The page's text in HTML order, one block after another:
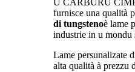
U CARBURU
furnisce una qualità
di tungstenoè lame
industrie in u mondu
Lame persunalizate
alta qualità à prezzu